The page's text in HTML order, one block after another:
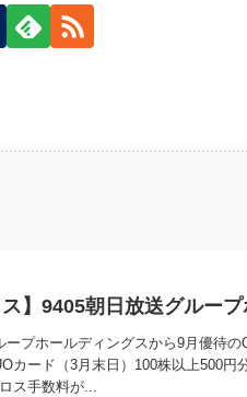
】9405朝日放送グルー
ープホールディングスから9月優待
カード（3月末日）100株以上500円
ス手数料が...